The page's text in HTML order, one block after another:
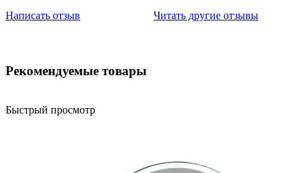
Написать отзыв
Читать другие отзывы
Рекомендуемые товары
Быстрый просмотр